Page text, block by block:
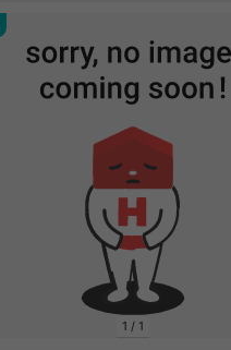
1 / 1